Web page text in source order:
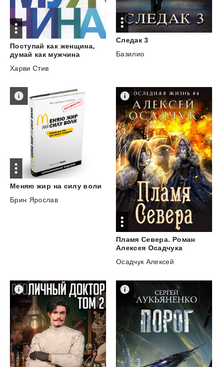
Поступай как женщина,
думай как мужчина
Харви Стив
Следак 3
Базилио
Меняю жир на силу воли
Брин Ярослав
Пламя Севера. Роман
Алексея Осадчука
Осадчук Алексей